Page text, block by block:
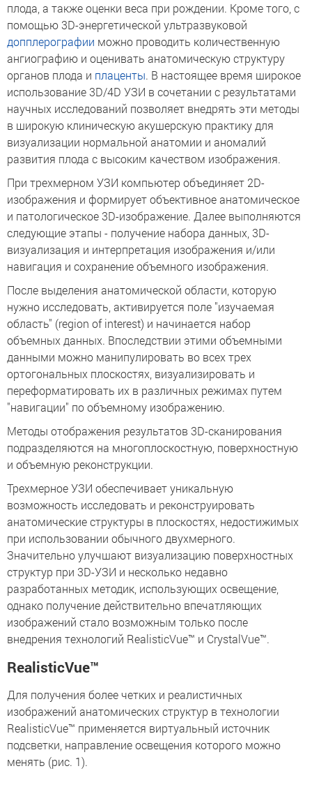
плода, а также оценки веса при рождении. Кроме того, с
помощью 3D-энергетической ультразвуковой
допплерографии можно проводить количественную
ангиографию и оценивать анатомическую структуру
органов плода и плаценты. В настоящее время широкое
использование 3D/4D УЗИ в сочетании с результатами
научных исследований позволяет внедрять эти методы
в широкую клиническую акушерскую практику для
визуализации нормальной анатомии и аномалий
развития плода с высоким качеством изображения.
При трехмерном УЗИ компьютер объединяет 2D-
изображения и формирует объективное анатомическое
и патологическое 3D-изображение. Далее выполняются
следующие этапы - получение набора данных, 3D-
визуализация и интерпретация изображения и/или
навигация и сохранение объемного изображения.
После выделения анатомической области, которую
нужно исследовать, активируется поле "изучаемая
область" (region of interest) и начинается набор
объемных данных. Впоследствии этими объемными
данными можно манипулировать во всех трех
ортогональных плоскостях, визуализировать и
переформатировать их в различных режимах путем
"навигации" по объемному изображению.
Методы отображения результатов 3D-сканирования
подразделяются на многоплоскостную, поверхностную
и объемную реконструкции.
Трехмерное УЗИ обеспечивает уникальную
возможность исследовать и реконструировать
анатомические структуры в плоскостях, недостижимых
при использовании обычного двухмерного.
Значительно улучшают визуализацию поверхностных
структур при 3D-УЗИ и несколько недавно
разработанных методик, использующих освещение,
однако получение действительно впечатляющих
изображений стало возможным только после
внедрения технологий RealisticVue™ и CrystalVue™.
RealisticVue™
Для получения более четких и реалистичных
изображений анатомических структур в технологии
RealisticVue™ применяется виртуальный источник
подсветки, направление освещения которого можно
менять (рис. 1).